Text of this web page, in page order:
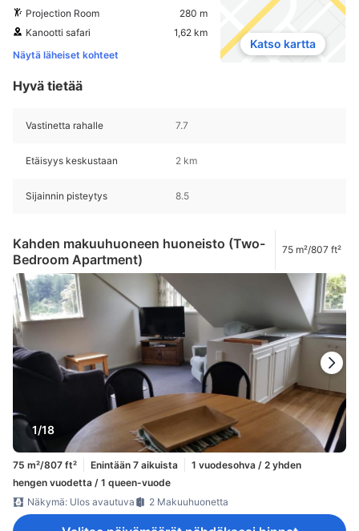
Projection Room
280 m
Kanootti safari
1,62 km
Näytä läheiset kohteet
Katso kartta
Hyvä tietää
Vastinetta rahalle 7.7
Etäisyys keskustaan 2 km
Sijainnin pisteytys 8.5
Kahden makuuhuoneen huoneisto (Two-
Bedroom Apartment)
75 m²/807 ft²
1/18
75 m²/807 ft² Enintään 7 aikuista
1 vuodesohva / 2 yhden
hengen vuodetta / 1 queen-vuode
Näkymä: Ulos avautuva
2 Makuuhuonetta